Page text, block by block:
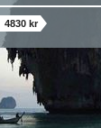
4830 kr